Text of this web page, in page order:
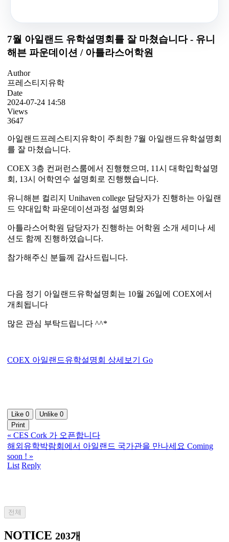
7월 아일랜드 유학설명회를 잘 마쳤습니다 - 유니
해븐 파운데이션 / 아틀라스어학원
Author
프레스티지유학
Date
2024-07-24 14:58
Views
3647
아일랜드프레스티지유학이 주최한 7월 아일랜드유학설명회
를 잘 마쳤습니다.
COEX 3층 컨퍼런스룸에서 진행했으며, 11시 대학입학설명
회, 13시 어학연수 설명회로 진행했습니다.
유니해븐 컬리지 Unihaven college 담당자가 진행하는 아일랜
드 약대입학 파운데이션과정 설명회와
아틀라스어학원 담당자가 진행하는 어학원 소개 세미나 세
션도 함께 진행하였습니다.
참가해주신 분들께 감사드립니다.
다음 정기 아일랜드유학설명회는 10월 26일에 COEX에서
개최됩니다
많은 관심 부탁드립니다 ^^*
COEX 아일랜드유학설명회 상세보기 Go
Like 0 Unlike 0
Print
« CES Cork 가 오픈합니다
해외유학박람회에서 아일랜드 국가관을 만나세요 Coming
soon ! »
List Reply
전체
NOTICE 203개